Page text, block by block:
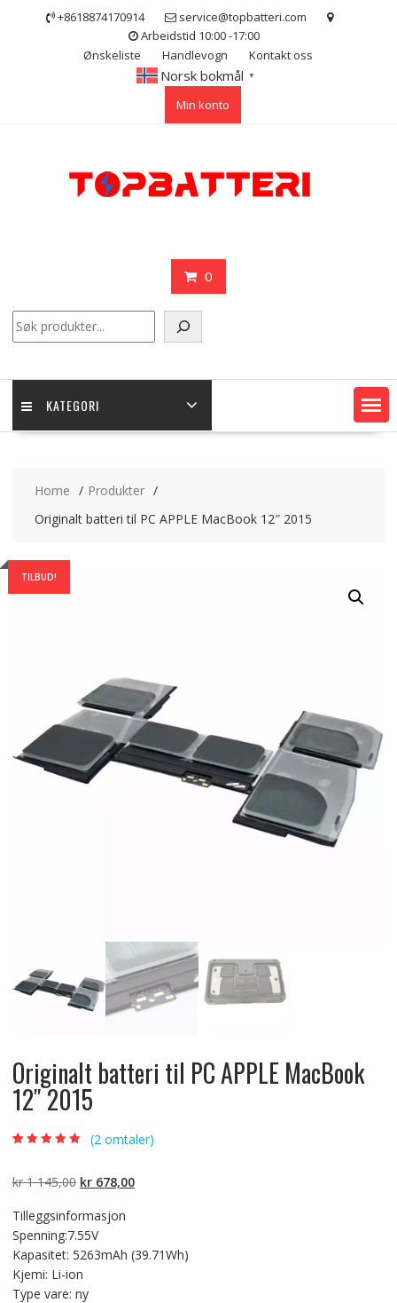
+8618874170914
service@topbatteri.com
Arbeidstid 10:00 -17:00
Ønskeliste
Handlevogn Kontakt oss
Norsk bokmål ▼
Min konto
0
KATEGORI
Home
Produkter
Originalt batteri til PC APPLE MacBook 12″ 2015
TILBUD!
Originalt batteri til PC APPLE MacBook
12″ 2015
kundevurderinger
(2omtaler)
kr1 145,00 Opprinnelig
var:
kr 1
145,00.
kr678,00Nåværende
Tilleggsinformasjon
Spenning:7.55V
Kapasitet: 5263mAh (39.71Wh)
Kjemi: Li-ion
Type vare: ny